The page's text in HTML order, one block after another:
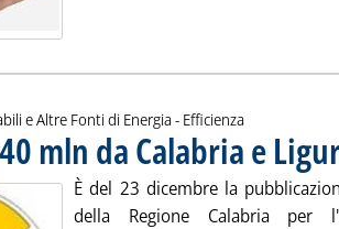
e Altre Fonti di Energia - Efficienza
mln da Calabria e
È del 23 dicembre la
della Regione Calabria per